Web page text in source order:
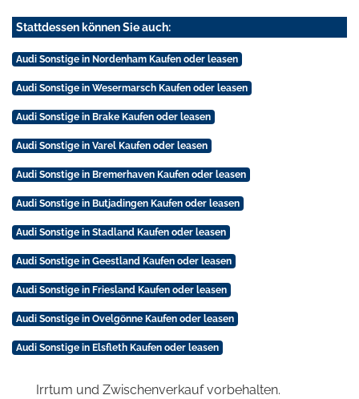
Stattdessen können Sie auch:
Audi Sonstige in Nordenham Kaufen oder leasen
Audi Sonstige in Wesermarsch Kaufen oder leasen
Audi Sonstige in Brake Kaufen oder leasen
Audi Sonstige in Varel Kaufen oder leasen
Audi Sonstige in Bremerhaven Kaufen oder leasen
Audi Sonstige in Butjadingen Kaufen oder leasen
Audi Sonstige in Stadland Kaufen oder leasen
Audi Sonstige in Geestland Kaufen oder leasen
Audi Sonstige in Friesland Kaufen oder leasen
Audi Sonstige in Ovelgönne Kaufen oder leasen
Audi Sonstige in Elsfleth Kaufen oder leasen
Irrtum und Zwischenverkauf vorbehalten.